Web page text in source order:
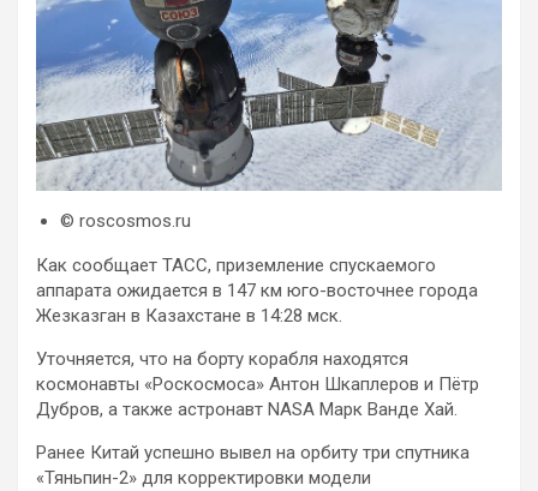
© roscosmos.ru
Как сообщает ТАСС, приземление спускаемого
аппарата ожидается в 147 км юго-восточнее города
Жезказган в Казахстане в 14:28 мск.
Уточняется, что на борту корабля находятся
космонавты «Роскосмоса» Антон Шкаплеров и Пётр
Дубров, а также астронавт NASA Марк Ванде Хай.
Ранее Китай успешно вывел на орбиту три спутника
«Тяньпин-2» для корректировки модели